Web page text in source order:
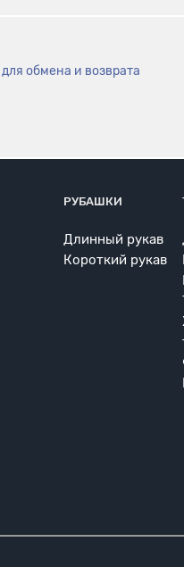
для обмена и возврата
РУБАШКИ
Длинный рукав
Короткий рукав